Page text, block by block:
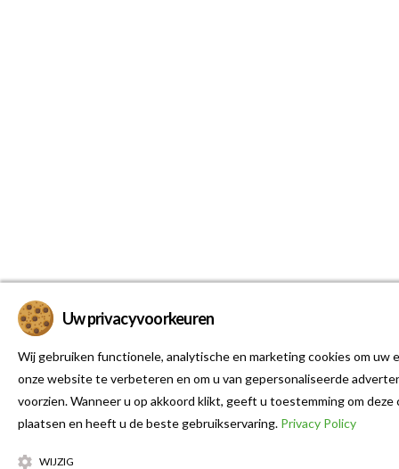
Uw privacyvoorkeuren
Wij gebruiken functionele, analytische en marketing cookies om uw
onze website te verbeteren en om u van gepersonaliseerde
voorzien. Wanneer u op akkoord klikt, geeft u toestemming om deze
plaatsen en heeft u de beste gebruikservaring. Privacy Policy
WIJZIG